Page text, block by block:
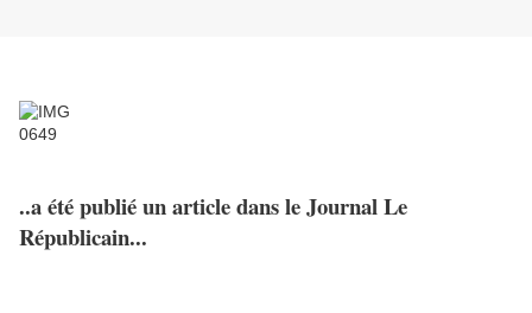
..a été publié un article dans le Journal Le
Républicain...